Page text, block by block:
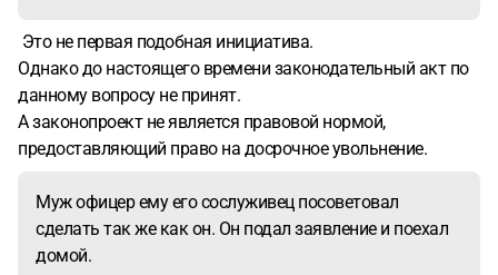
Это не первая подобная инициатива.
Однако до настоящего времени законодательный акт по
данному вопросу не принят.
А законопроект не является правовой нормой,
предоставляющий право на досрочное увольнение.
Муж офицер ему его сослуживец посоветовал
сделать так же как он. Он подал заявление и поехал
домой.